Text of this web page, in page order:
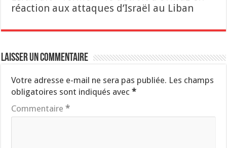
réaction aux attaques d’Israël au Liban
Laisser un commentaire
Votre adresse e-mail ne sera pas publiée. Les champs
obligatoires sont indiqués avec*
Commentaire*